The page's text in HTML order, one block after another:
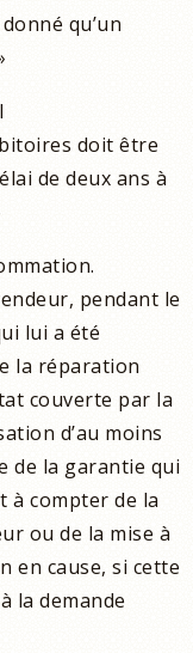
qu’un
doit être
de deux ans à
pendant le
lui a été
la réparation
couverte par la
d’au moins
de la garantie qui
à compter de la
ou de la mise à
en cause, si cette
la demande